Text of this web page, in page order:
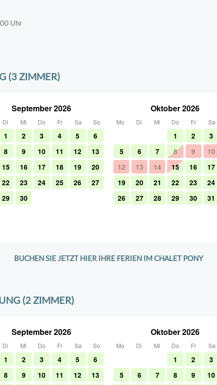
Uhr
(3 ZIMMER)
BUCHEN SIE JETZT HIER IHRE FERIEN IM CHALET PONY
(2 ZIMMER)